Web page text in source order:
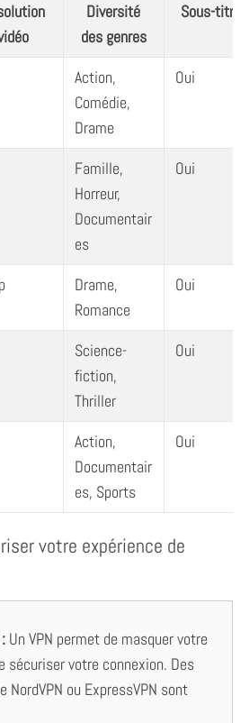
Diversité
des genres
Sous-titres
Action,
Comédie,
Drame
Oui
Famille,
Horreur,
Documentair
es
Oui
Drame,
Romance
Oui
Science-
fiction,
Thriller
Oui
Action,
Documentair
es, Sports
Oui
votre expérience de
Un VPN permet de masquer votre
sécuriser votre connexion. Des
NordVPN ou ExpressVPN sont